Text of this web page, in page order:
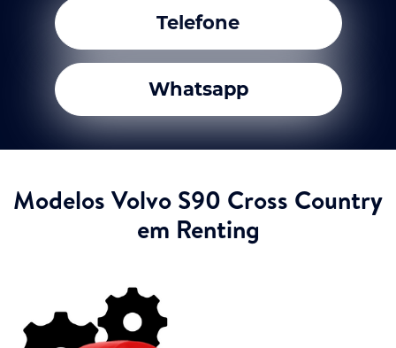
Telefone
Whatsapp
Modelos Volvo S90 Cross Country
em Renting